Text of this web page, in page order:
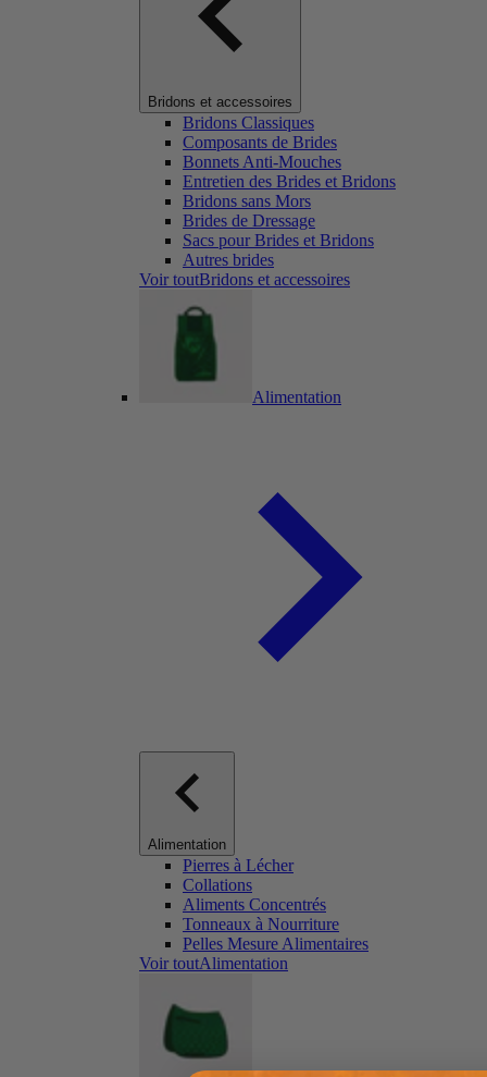
Bridons et accessoires
Bridons Classiques
Composants de Brides
Bonnets Anti-Mouches
Entretien des Brides et Bridons
Bridons sans Mors
Brides de Dressage
Sacs pour Brides et Bridons
Autres brides
Voir toutBridons et accessoires
Alimentation
Alimentation
Pierres à Lécher
Collations
Aliments Concentrés
Tonneaux à Nourriture
Pelles Mesure Alimentaires
Voir toutAlimentation